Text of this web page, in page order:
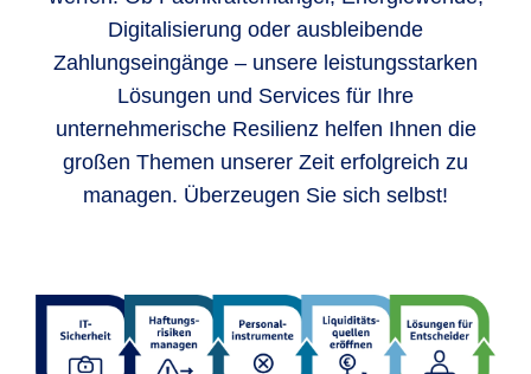
Digitalisierung oder ausbleibende
Zahlungseingänge – unsere leistungsstarken
Lösungen und Services für Ihre
unternehmerische Resilienz helfen Ihnen die
großen Themen unserer Zeit erfolgreich zu
managen. Überzeugen Sie sich selbst!